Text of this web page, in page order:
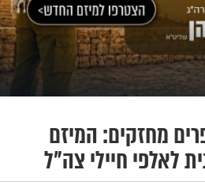
מחזקים: המיזם
לאלפי חיילי צה"ל